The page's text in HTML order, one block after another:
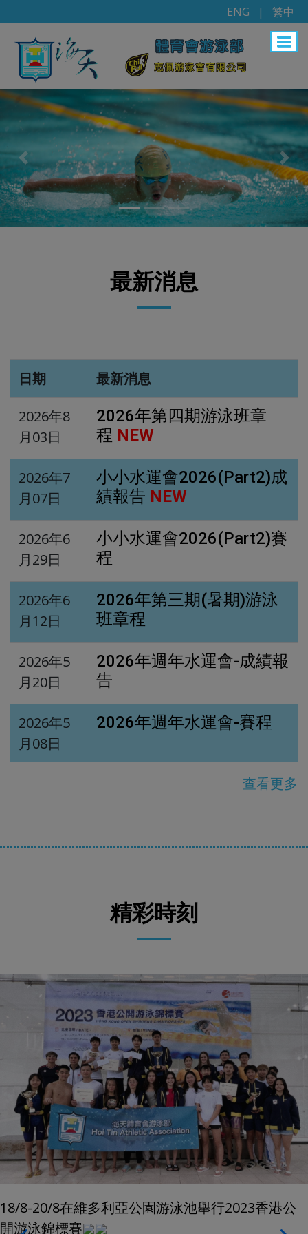
ENG | 繁中
Previous
最新消息
日期 最新消息
2026年8
月03日
2026年第四期游泳班章
程 NEW
2026年7
月07日
小小水運會2026(Part2)成
績報告 NEW
2026年6
月29日
小小水運會2026(Part2)賽
程
2026年6
月12日
2026年第三期(暑期)游泳
班章程
2026年5
月20日
2026年週年水運會-成績報
告
2026年5
月08日
2026年週年水運會-賽程
查看更多
精彩時刻
18/8-20/8在維多利亞公園游泳池舉行2023香港公
開游泳錦標賽